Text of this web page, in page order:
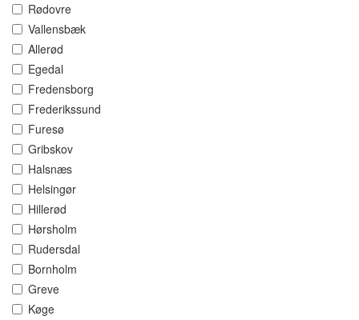
Rødovre
Vallensbæk
Allerød
Egedal
Fredensborg
Frederikssund
Furesø
Gribskov
Halsnæs
Helsingør
Hillerød
Hørsholm
Rudersdal
Bornholm
Greve
Køge